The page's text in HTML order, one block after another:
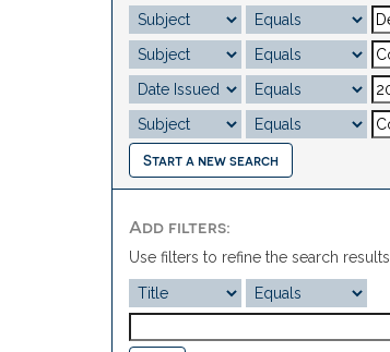
Start a new search
Add filters:
Use filters to refine the search results.